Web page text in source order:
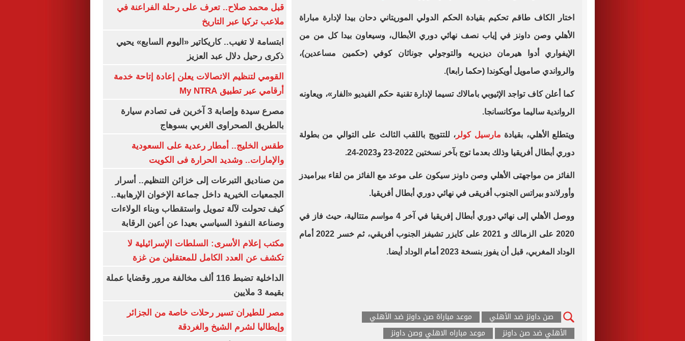
اختار الكاف طاقم تحكيم بقيادة الحكم الدولي الموريتاني دحان بيدا لإدارة مباراة
الأهلي وصن داونز في إياب نصف نهائي دوري الأبطال، وسيعاون بيدا كل من من
الإيفواري أدوا هيرمان ديزيريه والتوجولي جوناثان كوفي (حكمين مساعدين)،
والرواندي صامويل أويكوندا (حكما رابعا).
كما أعلن كاف تواجد الإثيوبي بامالاك تسيما لإدارة تقنية حكم الفيديو «الفار»، ويعاونه
الرواندية ساليما موكانسانجا.
ويتطلع الأهلي، بقيادة مارسيل كولر ، للتتويج باللقب الثالث على التوالي من بطولة
دوري أبطال أفريقيا وذلك بعدما توج بآخر نسختين 2022-23 و2023-24.
الفائز من مواجهتى الأهلي وصن داونز سيكون على موعد مع الفائز من لقاء بيراميدز
وأورلاندو بيراتس الجنوب أفريقى في نهائي دوري أبطال أفريقيا.
ووصل الأهلي إلى نهائي دوري أبطال إفريقيا في آخر 4 مواسم متتالية، حيث فاز في
2020 على الزمالك و 2021 على كايزر تشيفز الجنوب أفريقي، ثم خسر 2022 أمام
الوداد المغربي، قبل أن يفوز بنسخة 2023 أمام الوداد أيضا.
صن داونز ضد الأهلي
موعد مباراة صن داونز ضد الأهلي
الأهلي ضد صن داونز
موعد مباراه الاهلي وصن داونز
قبل محمد صلاح.. تعرف على رحلة الفراعنة في
ملاعب تركيا عبر التاريخ
ابتسامة لا تغيب.. كاريكاتير «اليوم السابع» يحيي
ذكرى رحيل دلال عبد العزيز
القومي لتنظيم الاتصالات يعلن إعادة إتاحة خدمة
أرقامي عبر تطبيق My NTRA
مصرع سيدة وإصابة 3 آخرين فى تصادم سيارة
بالطريق الصحراوى الغربي بسوهاج
طقس الخليج.. أمطار رعدية على السعودية
والإمارات.. وشديد الحرارة فى الكويت
من صناديق التبرعات إلى خزائن التنظيم.. أسرار
الجمعيات الخيرية داخل جماعة الإخوان الإرهابية..
كيف تحولت لآلة تمويل واستقطاب وبناء الولاءات
وصناعة النفوذ السياسي بعيدا عن أعين الرقابة
مكتب إعلام الأسرى: السلطات الإسرائيلية لا
تكشف عن العدد الكامل للمعتقلين من غزة
الداخلية تضبط 116 ألف مخالفة مرور وقضايا عملة
بقيمة 3 ملايين
مصر للطيران تسير رحلات خاصة من الجزائر
وإيطاليا لشرم الشيخ والغردقة